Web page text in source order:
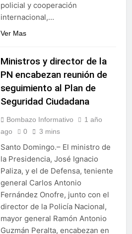
policial y cooperación
internacional,…
Ver Mas
Ministros y director de la
PN encabezan reunión de
seguimiento al Plan de
Seguridad Ciudadana
Bombazo Informativo
1 año
ago
0 3 mins
Santo Domingo.– El ministro de
la Presidencia, José Ignacio
Paliza, y el de Defensa, teniente
general Carlos Antonio
Fernández Onofre, junto con el
director de la Policía Nacional,
mayor general Ramón Antonio
Guzmán Peralta, encabezan en